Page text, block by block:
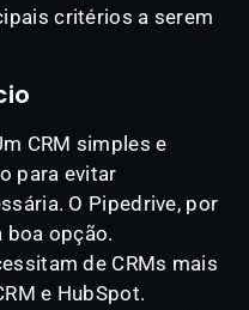
critérios a serem
CRM simples e
para evitar
O Pipedrive, por
boa opção.
de CRMs mais
e HubSpot.